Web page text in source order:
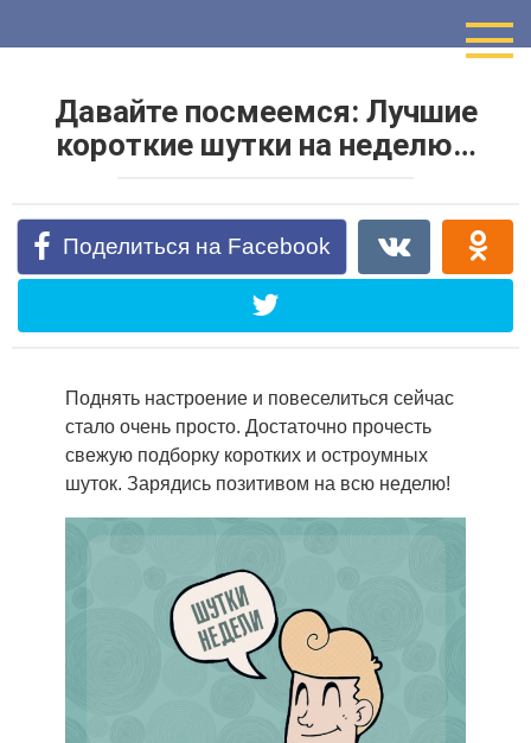
Давайте посмеемся: Лучшие
короткие шутки на неделю…
Поделиться на Facebook
Поднять настроение и повеселиться сейчас
стало очень просто. Достаточно прочесть
свежую подборку коротких и остроумных
шуток. Зарядись позитивом на всю неделю!